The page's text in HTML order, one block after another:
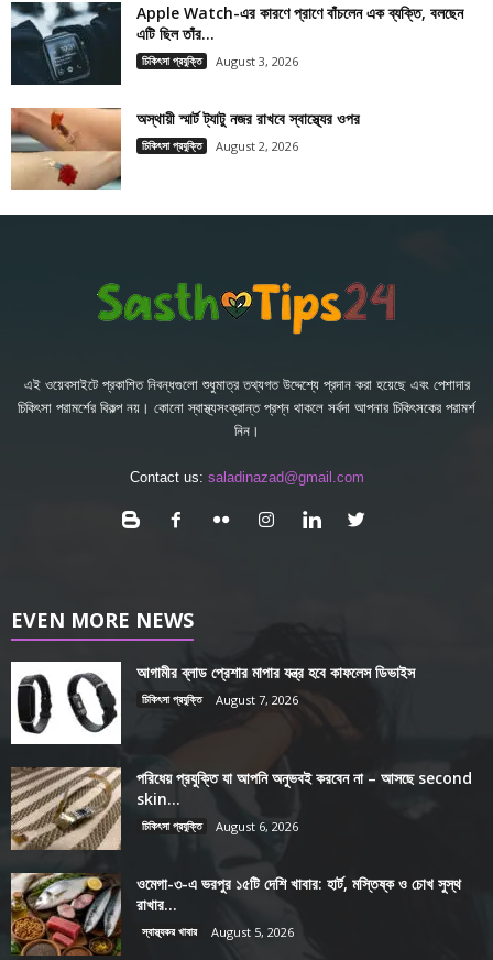
Apple Watch-এর কারণে প্রাণে বাঁচলেন এক ব্যক্তি, বলছেন
এটি ছিল তাঁর...
চিকিৎসা প্রযুক্তি August 3, 2026
অস্থায়ী স্মার্ট ট্যাটু নজর রাখবে স্বাস্থ্যের ওপর
চিকিৎসা প্রযুক্তি August 2, 2026
এই ওয়েবসাইটে প্রকাশিত নিবন্ধগুলো শুধুমাত্র তথ্যগত উদ্দেশ্যে প্রদান করা হয়েছে এবং পেশাদার
চিকিৎসা পরামর্শের বিকল্প নয়। কোনো স্বাস্থ্যসংক্রান্ত প্রশ্ন থাকলে সর্বদা আপনার চিকিৎসকের পরামর্শ
নিন।
Contact us: saladinazad@gmail.com
EVEN MORE NEWS
আগামীর ব্লাড প্রেশার মাপার যন্ত্র হবে কাফলেস ডিভাইস
চিকিৎসা প্রযুক্তি August 7, 2026
পরিধেয় প্রযুক্তি যা আপনি অনুভবই করবেন না – আসছে second
skin...
চিকিৎসা প্রযুক্তি August 6, 2026
ওমেগা-৩-এ ভরপুর ১৫টি দেশি খাবার: হার্ট, মস্তিষ্ক ও চোখ সুস্থ
রাখার...
স্বাস্থ্যকর খাবার August 5, 2026